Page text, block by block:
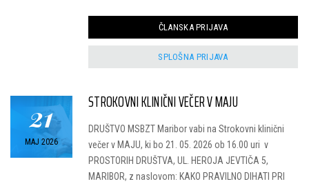
ČLANSKA PRIJAVA
SPLOŠNA PRIJAVA
21
MAJ 2026
STROKOVNI KLINIČNI VEČER V MAJU
DRUŠTVO MSBZT Maribor vabi na Strokovni klinični
večer v MAJU, ki bo 21. 05. 2026 ob 16.00 uri v
PROSTORIH DRUŠTVA, UL. HEROJA JEVTIČA 5,
MARIBOR, z naslovom: KAKO PRAVILNO DIHATI PRI